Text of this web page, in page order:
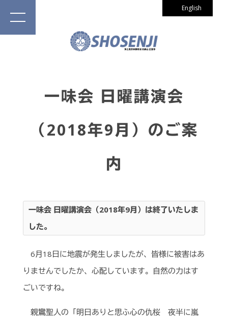
English
一味会 日曜講演会
（2018年9月）のご案
内
一味会 日曜講演会（2018年9月）は終了いたしま
した。
6月18日に地震が発生しましたが、皆様に被害はあ
りませんでしたか、心配しています。自然の力はす
ごいですね。
親鸞聖人の「明日ありと思ふ心の仇桜 夜半に嵐